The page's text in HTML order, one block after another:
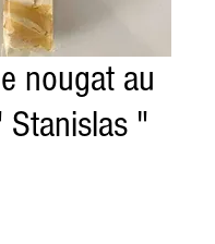
nougat au
"